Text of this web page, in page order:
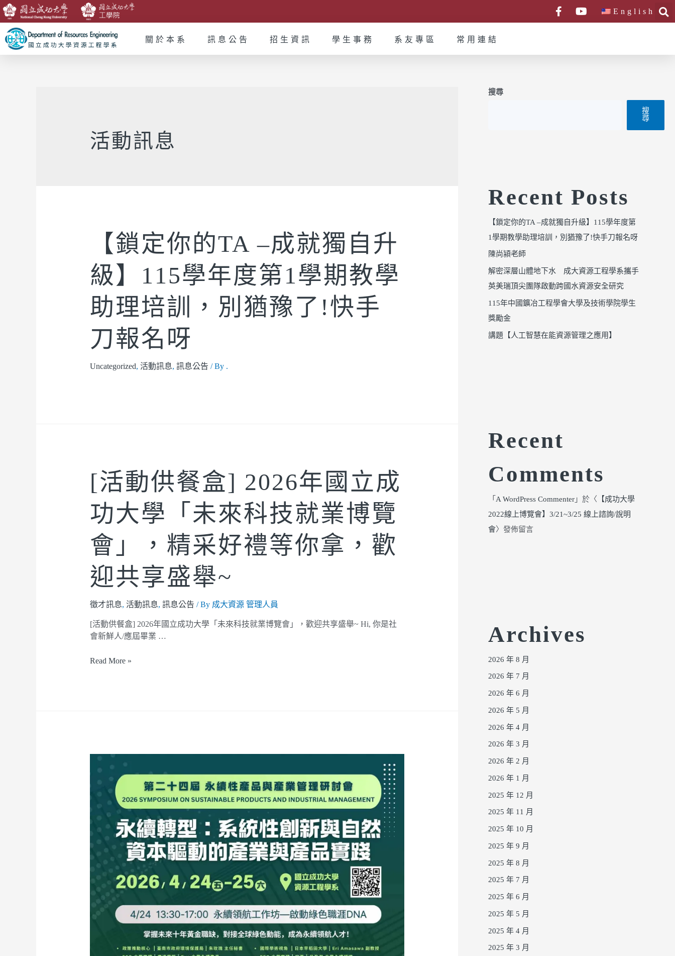
English
關於本系 訊息公告 招生資訊 學生事務 系友專區 常用連結
活動訊息
【鎖定你的TA –成就獨自升
級】115學年度第1學期教學
助理培訓，別猶豫了!快手
刀報名呀
Uncategorized, 活動訊息, 訊息公告 / By .
[活動供餐盒] 2026年國立成
功大學「未來科技就業博覽
會」，精采好禮等你拿，歡
迎共享盛舉~
徵才訊息, 活動訊息, 訊息公告 / By 成大資源 管理人員
[活動供餐盒] 2026年國立成功大學「未來科技就業博覽會」，歡迎共享盛舉~ Hi, 你是社
會新鮮人/應屆畢業 …
Read More »
搜尋
搜
尋
Recent Posts
【鎖定你的TA –成就獨自升級】115學年度第
1學期教學助理培訓，別猶豫了!快手刀報名呀
陳尚潁老師
解密深層山體地下水 成大資源工程學系攜手
英美瑞頂尖團隊啟動跨國水資源安全研究
115年中國鑛冶工程學會大學及技術學院學生
獎勵金
講題【人工智慧在能資源管理之應用】
Recent
Comments
「 A WordPress Commenter 」於〈 【成功大學
2022線上博覽會】3/21~3/25 線上諮詢/說明
會〉發佈留言
Archives
2026 年 8 月
2026 年 7 月
2026 年 6 月
2026 年 5 月
2026 年 4 月
2026 年 3 月
2026 年 2 月
2026 年 1 月
2025 年 12 月
2025 年 11 月
2025 年 10 月
2025 年 9 月
2025 年 8 月
2025 年 7 月
2025 年 6 月
2025 年 5 月
2025 年 4 月
2025 年 3 月